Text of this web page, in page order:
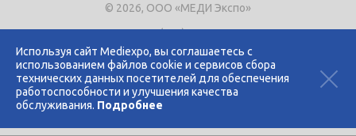
Используя сайт Mediexpo, вы соглашаетесь с
использованием файлов cookie и сервисов сбора
технических данных посетителей для обеспечения
работоспособности и улучшения качества
обслуживания. Подробнее
© 2026, ООО «МЕДИ Экспо»
Тел.+7 (495) 721-8866
E-mail:expo@mediexpo.ru
Контакты
Политика использования cookies
Политика конфиденциальности